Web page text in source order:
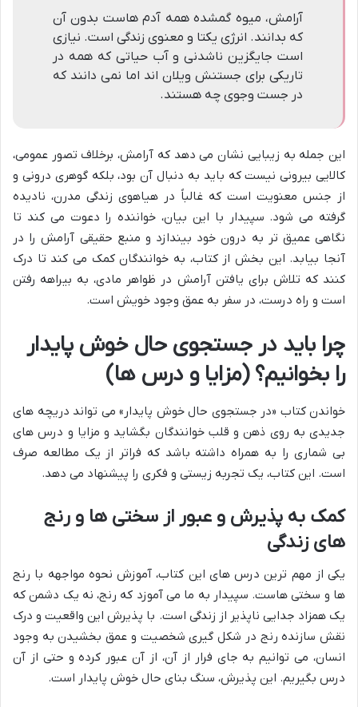
آرامش، میوه گمشده همه آدم هاست بدون آن
که بدانند. انرژی یکتا و معنوی زندگی است. نیازی
است جایگزین ناشدنی و آب حیاتی که همه در
تاریکی برای جستنش ویلان اند اما نمی دانند که
در جست وجوی چه هستند.
این جمله به زیبایی نشان می دهد که آرامش، برخلاف تصور عمومی،
کالایی بیرونی نیست که باید به دنبال آن بود، بلکه گوهری درونی و
از جنس معنویت است که غالباً در هیاهوی زندگی مدرن، نادیده
گرفته می شود. سپیدار با این بیان، خواننده را دعوت می کند تا
نگاهی عمیق تر به درون خود بیندازد و منبع حقیقی آرامش را در
آنجا بیابد. این بخش از کتاب، به خوانندگان کمک می کند تا درک
کنند که تلاش برای یافتن آرامش در ظواهر مادی، به بیراهه رفتن
است و راه درست، در سفر به عمق وجود خویش است.
چرا باید در جستجوی حال خوش پایدار
را بخوانیم؟ (مزایا و درس ها)
خواندن کتاب «در جستجوی حال خوش پایدار» می تواند دریچه های
جدیدی به روی ذهن و قلب خوانندگان بگشاید و مزایا و درس های
بی شماری را به همراه داشته باشد که فراتر از یک مطالعه صرف
است. این کتاب، یک تجربه زیستی و فکری را پیشنهاد می دهد.
کمک به پذیرش و عبور از سختی ها و رنج
های زندگی
یکی از مهم ترین درس های این کتاب، آموزش نحوه مواجهه با رنج
ها و سختی هاست. سپیدار به ما می آموزد که رنج، نه یک دشمن که
یک همزاد جدایی ناپذیر از زندگی است. با پذیرش این واقعیت و درک
نقش سازنده رنج در شکل گیری شخصیت و عمق بخشیدن به وجود
انسان، می توانیم به جای فرار از آن، از آن عبور کرده و حتی از آن
درس بگیریم. این پذیرش، سنگ بنای حال خوش پایدار است.